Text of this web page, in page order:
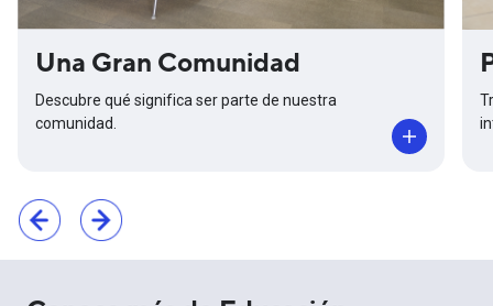
Una Gran Comunidad
Descubre qué significa ser parte de nuestra
comunidad.